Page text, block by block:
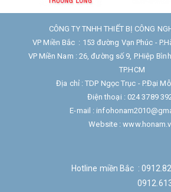
CÔNG TY TNHH THIẾT BỊ CÔNG
VP Miền Bắc : 153 đường Vạn Phúc -
VP Miền Nam : 26, đường số 9, P.Hiệp
TP.HCM
Địa chỉ : TDP Ngọc Trục - P.Đại
Điện thoại : 024 3789
E-mail :
Website :
Hotline miền Bắc :